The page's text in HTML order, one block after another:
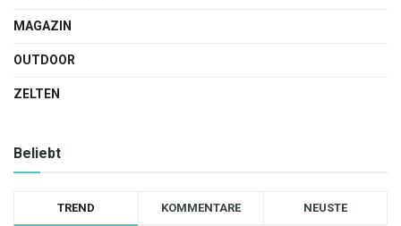
MAGAZIN
OUTDOOR
ZELTEN
Beliebt
TREND KOMMENTARE NEUSTE